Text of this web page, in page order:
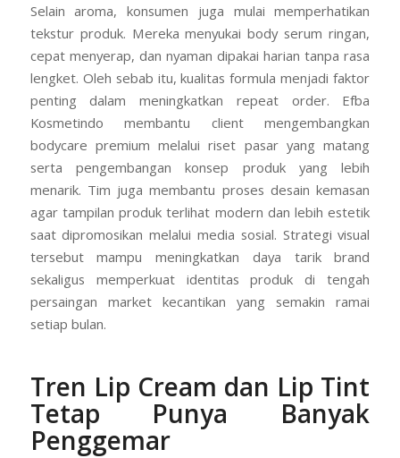
Selain aroma, konsumen juga mulai memperhatikan
tekstur produk. Mereka menyukai body serum ringan,
cepat menyerap, dan nyaman dipakai harian tanpa rasa
lengket. Oleh sebab itu, kualitas formula menjadi faktor
penting dalam meningkatkan repeat order. Efba
Kosmetindo membantu client mengembangkan
bodycare premium melalui riset pasar yang matang
serta pengembangan konsep produk yang lebih
menarik. Tim juga membantu proses desain kemasan
agar tampilan produk terlihat modern dan lebih estetik
saat dipromosikan melalui media sosial. Strategi visual
tersebut mampu meningkatkan daya tarik brand
sekaligus memperkuat identitas produk di tengah
persaingan market kecantikan yang semakin ramai
setiap bulan.
Tren Lip Cream dan Lip Tint
Tetap Punya Banyak
Penggemar